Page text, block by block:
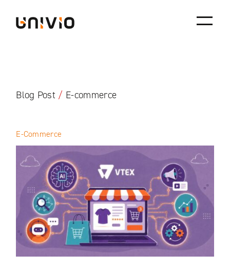
content
Blog Post / E-commerce
E-Commerce